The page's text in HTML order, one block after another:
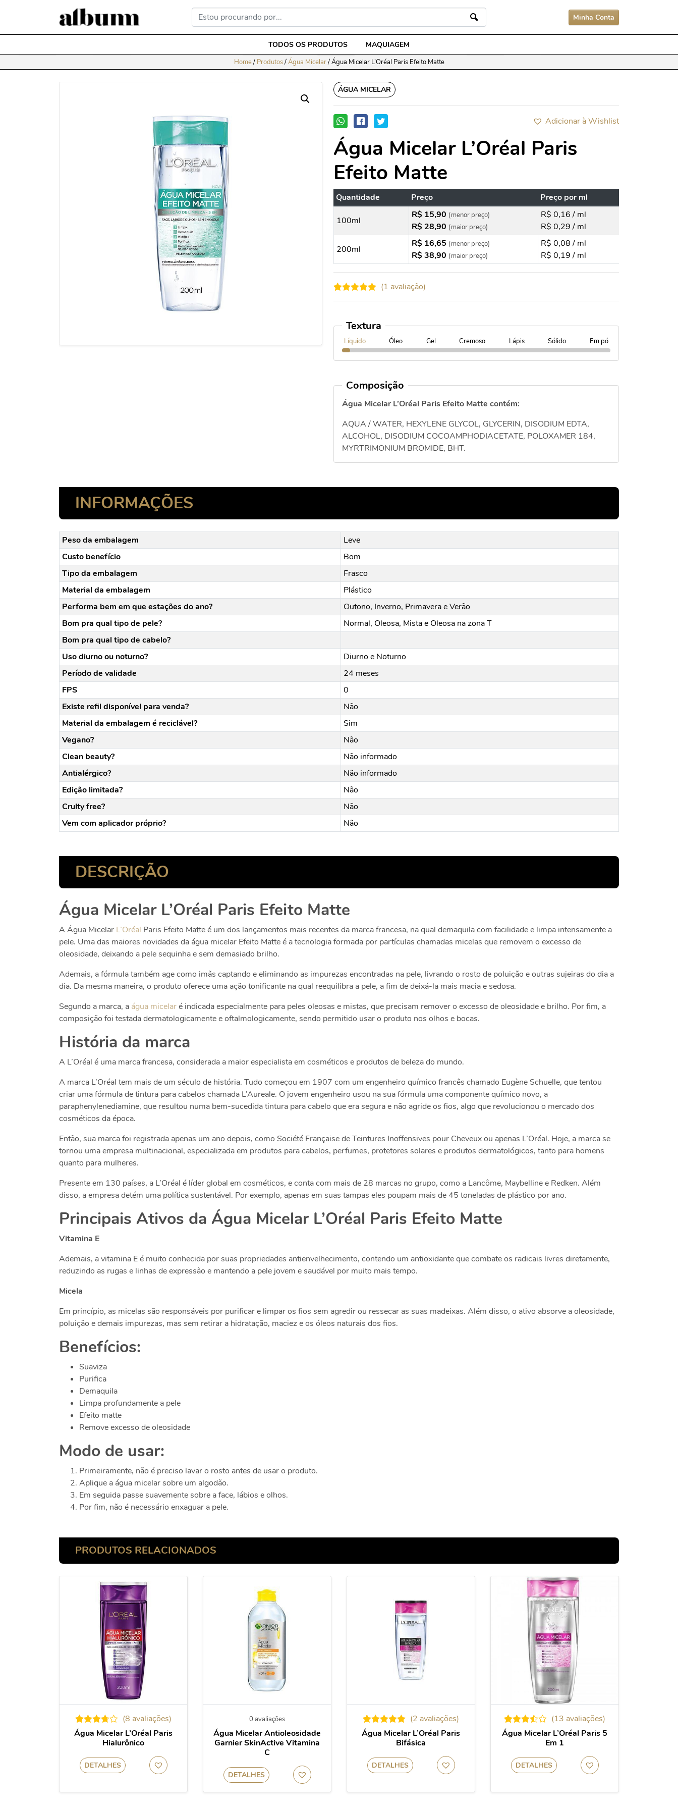
Minha Conta
TODOS OS PRODUTOS MAQUIAGEM
Home/ Produtos/Água Micelar/Água Micelar L’Oréal Paris Efeito Matte
ÁGUA MICELAR
Adicionar à Wishlist
Água Micelar L’Oréal Paris
Efeito Matte
Quantidade Preço Preço por ml
100ml
R$ 15,90 (menor preço)
R$ 28,90 (maior preço)
R$ 0,16 / ml
R$ 0,29 / ml
200ml
R$ 16,65 (menor preço)
R$ 38,90 (maior preço)
R$ 0,08 / ml
R$ 0,19 / ml
baseado
avaliação
de cliente
(1 avaliação)
Textura
Líquido Óleo Gel Cremoso Lápis Sólido Em pó
Composição
Água Micelar L’Oréal Paris Efeito Matte contém:
AQUA / WATER, HEXYLENE GLYCOL, GLYCERIN, DISODIUM EDTA,
ALCOHOL, DISODIUM COCOAMPHODIACETATE, POLOXAMER 184,
MYRTRIMONIUM BROMIDE, BHT.
INFORMAÇÕES
Peso da embalagem
Leve
Custo benefício
Bom
Tipo da embalagem
Frasco
Material da embalagem
Plástico
Performa bem em que estações do ano?
Outono, Inverno, Primavera e Verão
Bom pra qual tipo de pele?
Normal, Oleosa, Mista e Oleosa na zona T
Bom pra qual tipo de cabelo?
Uso diurno ou noturno?
Diurno e Noturno
Período de validade
24 meses
FPS
0
Existe refil disponível para venda?
Não
Material da embalagem é reciclável?
Sim
Vegano?
Não
Clean beauty?
Não informado
Antialérgico?
Não informado
Edição limitada?
Não
Crulty free?
Não
Vem com aplicador próprio?
Não
DESCRIÇÃO
Água Micelar L’Oréal Paris Efeito Matte
A Água Micelar L’Oréal Paris Efeito Matte é um dos lançamentos mais recentes da marca francesa, na qual demaquila com facilidade e limpa intensamente a
pele. Uma das maiores novidades da água micelar Efeito Matte é a tecnologia formada por partículas chamadas micelas que removem o excesso de
oleosidade, deixando a pele sequinha e sem demasiado brilho.
Ademais, a fórmula também age como imãs captando e eliminando as impurezas encontradas na pele, livrando o rosto de poluição e outras sujeiras do dia a
dia. Da mesma maneira, o produto oferece uma ação tonificante na qual reequilibra a pele, a fim de deixá-la mais macia e sedosa.
Segundo a marca, a água micelaré indicada especialmente para peles oleosas e mistas, que precisam remover o excesso de oleosidade e brilho. Por fim, a
composição foi testada dermatologicamente e oftalmologicamente, sendo permitido usar o produto nos olhos e bocas.
História da marca
A L’Oréal é uma marca francesa, considerada a maior especialista em cosméticos e produtos de beleza do mundo.
A marca L’Oréal tem mais de um século de história. Tudo começou em 1907 com um engenheiro químico francês chamado Eugène Schuelle, que tentou
criar uma fórmula de tintura para cabelos chamada L’Aureale. O jovem engenheiro usou na sua fórmula uma componente químico novo, a
paraphenylenediamine, que resultou numa bem-sucedida tintura para cabelo que era segura e não agride os fios, algo que revolucionou o mercado dos
cosméticos da época.
Então, sua marca foi registrada apenas um ano depois, como Société Française de Teintures Inoffensives pour Cheveux ou apenas L’Oréal. Hoje, a marca se
tornou uma empresa multinacional, especializada em produtos para cabelos, perfumes, protetores solares e produtos dermatológicos, tanto para homens
quanto para mulheres.
Presente em 130 países, a L’Oréal é líder global em cosméticos, e conta com mais de 28 marcas no grupo, como a Lancôme, Maybelline e Redken. Além
disso, a empresa detém uma política sustentável. Por exemplo, apenas em suas tampas eles poupam mais de 45 toneladas de plástico por ano.
Principais Ativos da Água Micelar L’Oréal Paris Efeito Matte
Vitamina E
Ademais, a vitamina E é muito conhecida por suas propriedades antienvelhecimento, contendo um antioxidante que combate os radicais livres diretamente,
reduzindo as rugas e linhas de expressão e mantendo a pele jovem e saudável por muito mais tempo.
Micela
Em princípio, as micelas são responsáveis por purificar e limpar os fios sem agredir ou ressecar as suas madeixas. Além disso, o ativo absorve a oleosidade,
poluição e demais impurezas, mas sem retirar a hidratação, maciez e os óleos naturais dos fios.
Benefícios:
Suaviza
Purifica
Demaquila
Limpa profundamente a pele
Efeito matte
Remove excesso de oleosidade
Modo de usar:
Primeiramente, não é preciso lavar o rosto antes de usar o produto.
Aplique a água micelar sobre um algodão.
Em seguida passe suavemente sobre a face, lábios e olhos.
Por fim, não é necessário enxaguar a pele.
PRODUTOS RELACIONADOS
Avaliado
como
de
baseado
em
11
(8 avaliações)
Água Micelar L’Oréal Paris
Hialurônico
DETALHES
0 avaliações
Água Micelar Antioleosidade
Garnier SkinActive Vitamina
C
DETALHES
Avaliado
como
5.00
de 5, com
em
2
avaliações
(2 avaliações)
Água Micelar L’Oréal Paris
Bifásica
DETALHES
Avaliado
como
baseado
em
14
(13 avaliações)
Água Micelar L’Oréal Paris 5
Em 1
DETALHES